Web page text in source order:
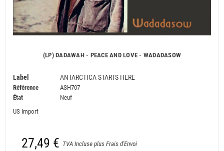
(LP) DADAWAH - PEACE AND LOVE - WADADASOW
Label ANTARCTICA STARTS HERE
Référence
ASH707
État
Neuf
US Import
27,49 € TVA Incluse plus Frais d'Envoi